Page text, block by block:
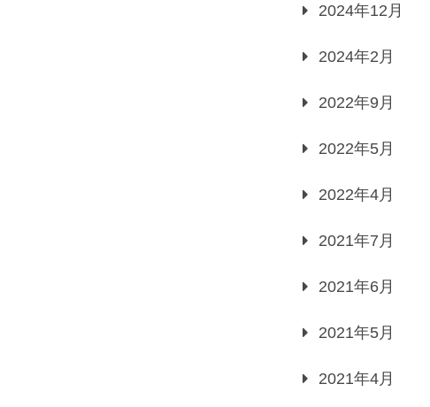
2024年12月
2024年2月
2022年9月
2022年5月
2022年4月
2021年7月
2021年6月
2021年5月
2021年4月